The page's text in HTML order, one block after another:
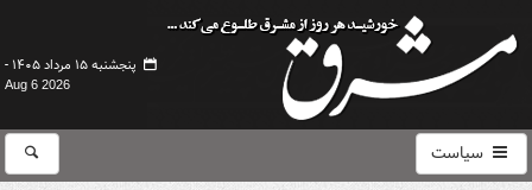
پنجشنبه ۱۵ مرداد ۱۴۰۵ -
Aug 6 2026
سیاست